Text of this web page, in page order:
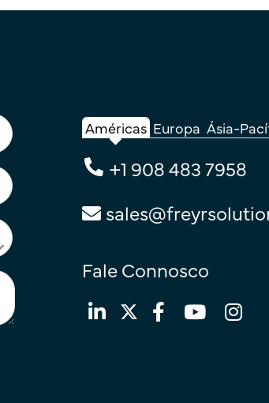
Américas Europa Ásia-
+1 908 483 7958
Fale Connosco